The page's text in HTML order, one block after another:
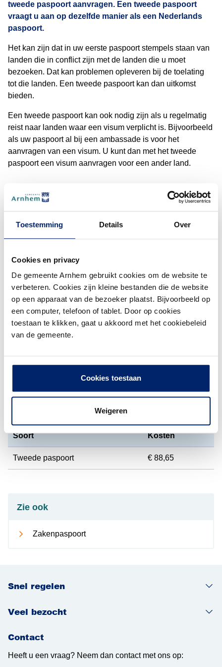
Toestemming Details Over
Cookies en privacy
De gemeente Arnhem gebruikt cookies om de website te
verbeteren. Cookies zijn kleine bestanden die de website
op een apparaat van de bezoeker plaatst. Bijvoorbeeld op
een computer, telefoon of tablet. Door op cookies
toestaan te klikken, gaat u akkoord met het cookiebeleid
van de gemeente.
Cookies toestaan
Weigeren
tweede paspoort aanvragen. Een tweede paspoort
vraagt u aan op dezelfde manier als een Nederlands
paspoort.
Het kan zijn dat in uw eerste paspoort stempels staan van
landen die in conflict zijn met de landen die u moet
bezoeken. Dat kan problemen opleveren bij de toelating
tot die landen. Een tweede paspoort kan dan uitkomst
bieden.
Een tweede paspoort kan ook nodig zijn als u regelmatig
reist naar landen waar een visum verplicht is. Bijvoorbeeld
als uw paspoort al bij een ambassade is voor het
aanvragen van een visum. U kunt dan met het tweede
paspoort een visum aanvragen voor een ander land.
Aanvragen
Een tweede paspoort vraagt u aan op dezelfde manier als
een Nederlands paspoort
. Geef bij de afspraak aan de
Voorwaarden
Uw eerste paspoort is nog minimaal 6 maanden
U moet bewijzen dat u:
het tweede paspoort nodig heeft om zakelijke of
persoonlijke redenen.
bewijs van uw werkgever, tickets of visa.
Soort Kosten
Tweede paspoort € 88,65
Zie ook
Zakenpaspoort
Snel regelen
Veel bezocht
Contact
Heeft u een vraag? Neem dan contact met ons op: